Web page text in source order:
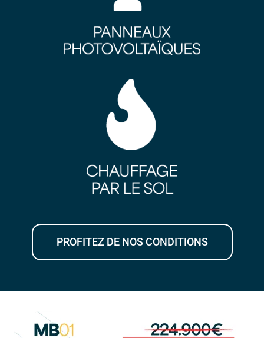
PROFITEZ DE NOS CONDITIONS